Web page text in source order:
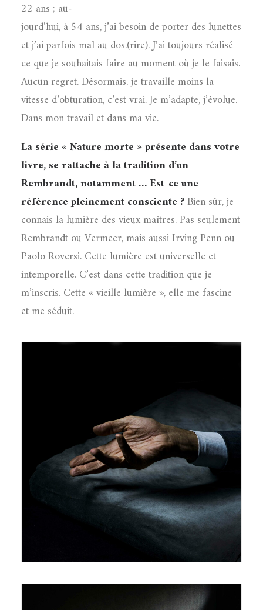
22 ans ; au-
jourd’hui, à 54 ans, j’ai besoin de porter des lunettes
et j’ai parfois mal au dos.(rire). J’ai toujours réalisé
ce que je souhaitais faire au moment où je le faisais.
Aucun regret. Désormais, je travaille moins la
vitesse d’obturation, c’est vrai. Je m’adapte, j’évolue.
Dans mon travail et dans ma vie.
La série « Nature morte » présente dans votre
livre, se rattache à la tradition d’un
Rembrandt, notamment … Est-ce une
référence pleinement consciente ?Bien sûr, je
connais la lumière des vieux maîtres. Pas seulement
Rembrandt ou Vermeer, mais aussi Irving Penn ou
Paolo Roversi. Cette lumière est universelle et
intemporelle. C’est dans cette tradition que je
m’inscris. Cette « vieille lumière », elle me fascine
et me séduit.